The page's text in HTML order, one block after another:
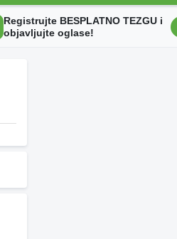
Registrujte BESPLATNO TEZGU i
objavljujte oglase!